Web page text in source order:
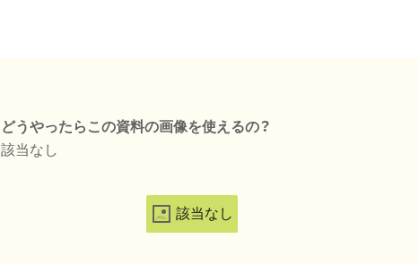
どうやったらこの資料の画像を使えるの？
該当なし
該当なし